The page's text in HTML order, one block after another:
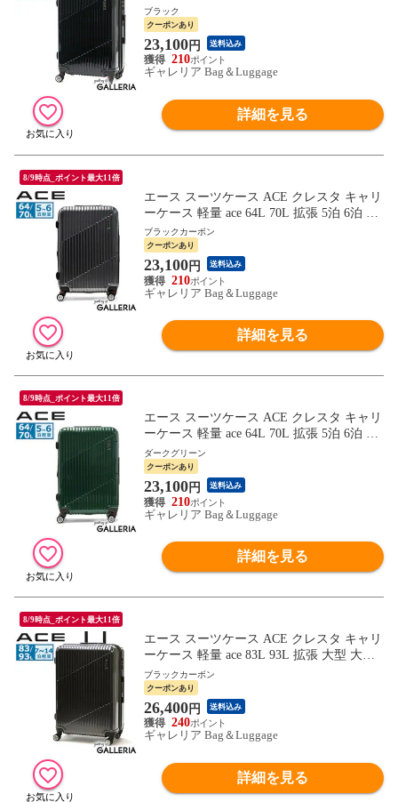
輪 4輪 TSロック Mサイズ ファスナー 旅行
出張 ポリカーボネート メンズ レディース
06317
ブラック
クーポンあり
23,100円 送料込み
210
ギャレリア Bag＆Luggage
詳細を見る
8/9時点_ポイント最大11倍
エース スーツケース ACE クレスタ キャリ
ーケース 軽量 ace 64L 70L 拡張 5泊 6泊 双
輪 4輪 TSロック Mサイズ ファスナー 旅行
出張 ポリカーボネート メンズ レディース
06317
ブラックカーボン
クーポンあり
23,100円 送料込み
210
ギャレリア Bag＆Luggage
詳細を見る
8/9時点_ポイント最大11倍
エース スーツケース ACE クレスタ キャリ
ーケース 軽量 ace 64L 70L 拡張 5泊 6泊 双
輪 4輪 TSロック Mサイズ ファスナー 旅行
出張 ポリカーボネート メンズ レディース
06317
ダークグリーン
クーポンあり
23,100円 送料込み
210
ギャレリア Bag＆Luggage
詳細を見る
8/9時点_ポイント最大11倍
エース スーツケース ACE クレスタ キャリ
ーケース 軽量 ace 83L 93L 拡張 大型 大容
量 双輪 4輪 TSロック Lサイズ ファスナー
旅行 出張 ポリカーボネート メンズ レディ
ース 06318
ブラックカーボン
クーポンあり
26,400円 送料込み
240
ギャレリア Bag＆Luggage
詳細を見る